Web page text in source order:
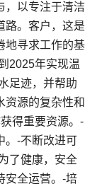
，以专注于清洁
路。客户，这是
地寻求工作的基
2025年实现温
足迹，并帮助
资源的复杂性和
得重要资源。-
。-不断改进可
了健康，安全
安全运营。-培